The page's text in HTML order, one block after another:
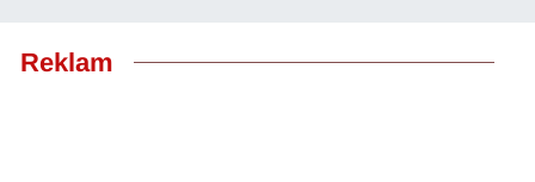
Reklam